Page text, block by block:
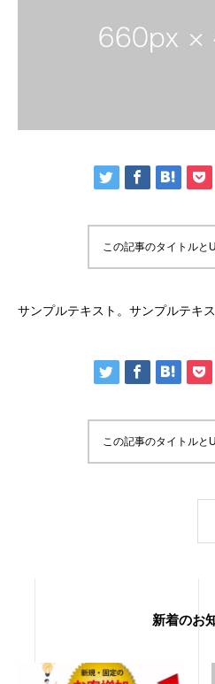
この記事のタイトルと
サンプルテキスト。サンプルテキス
この記事のタイトルと
新着のお